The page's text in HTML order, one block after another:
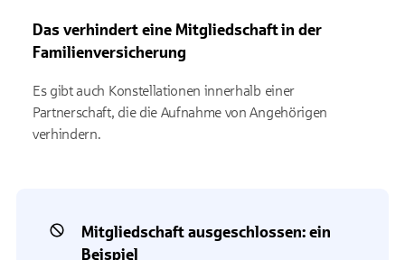
Das verhindert eine Mitgliedschaft in der
Familienversicherung
Es gibt auch Konstellationen innerhalb einer
Partnerschaft, die die Aufnahme von Angehörigen
verhindern.
Mitgliedschaft ausgeschlossen: ein
Beispiel